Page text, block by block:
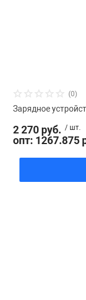
(0)
Зарядное
2 270 руб. / шт.
опт: 1267.875